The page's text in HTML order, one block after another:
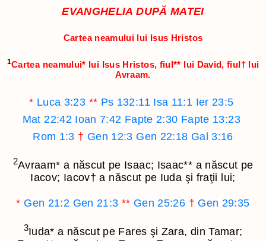
EVANGHELIA DUPĂ MATEI
Cartea neamului lui Isus Hristos
1Cartea neamului* lui Isus Hristos, fiul** lui David, fiul†lui
Avraam.
* Luca 3:23 ** Ps 132:11 Isa 11:1 Ier 23:5
Mat 22:42 Ioan 7:42 Fapte 2:30 Fapte 13:23
Rom 1:3 † Gen 12:3 Gen 22:18 Gal 3:16
2Avraam* a născut pe Isaac; Isaac** a născut pe
Iacov; Iacov† a născut pe Iuda şi fraţii lui;
* Gen 21:2 Gen 21:3 ** Gen 25:26 † Gen 29:35
3Iuda* a născut pe Fares şi Zara, din Tamar;